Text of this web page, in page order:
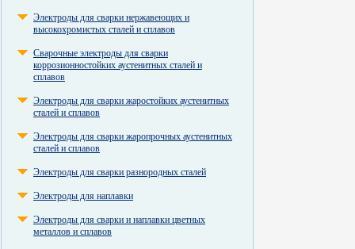
Электроды для сварки нержавеющих и
высокохромистых сталей и сплавов
Сварочные электроды для сварки
коррозионностойких аустенитных сталей и
сплавов
Электроды для сварки жаростойких аустенитных
сталей и сплавов
Электроды для сварки жаропрочных аустенитных
сталей и сплавов
Электроды для сварки разнородных сталей
Электроды для наплавки
Электроды для сварки и наплавки цветных
металлов и сплавов